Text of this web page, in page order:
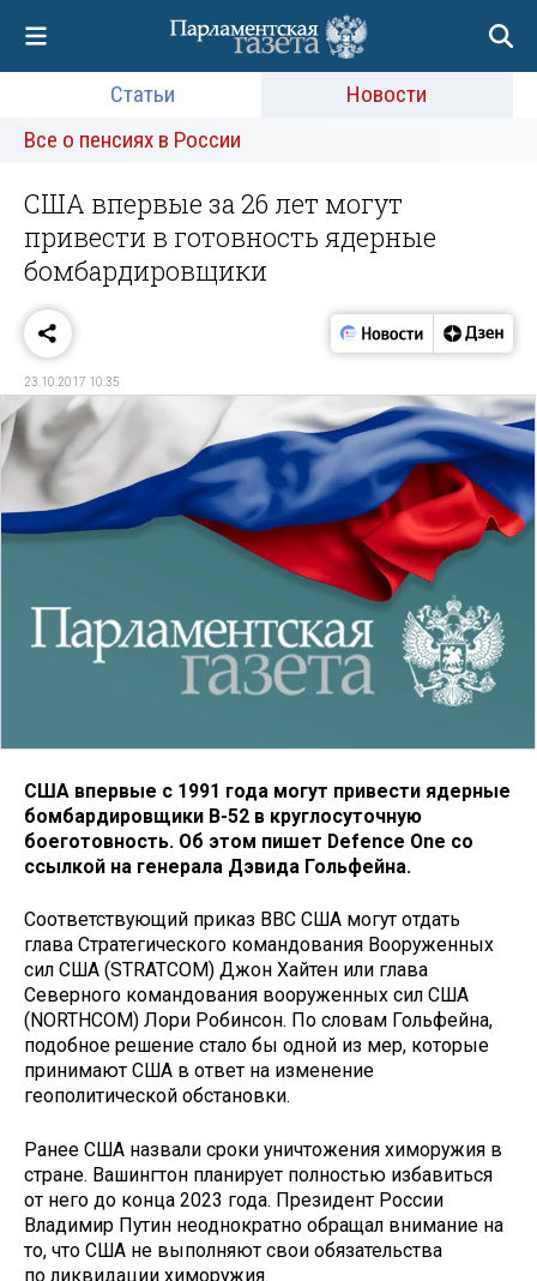
Статьи
Новости
Все о пенсиях в России
США впервые за 26 лет могут
привести в готовность ядерные
бомбардировщики‍
23.10.2017 10:35
США впервые с 1991 года могут привести ядерные
бомбардировщики B-52 в круглосуточную
боеготовность. Об этом пишет Defence One со
ссылкой на генерала Дэвида Гольфейна.
Соответствующий приказ ВВС США могут отдать
глава Стратегического командования Вооруженных
сил США (STRATCOM) Джон Хайтен или глава
Северного командования вооруженных сил США
(NORTHCOM) Лори Робинсон. По словам Гольфейна,
подобное решение стало бы одной из мер, которые
принимают США в ответ на изменение
геополитической обстановки.
Ранее США назвали сроки уничтожения химоружия в
стране. Вашингтон планирует полностью избавиться
от него до конца 2023 года. Президент России
Владимир Путин неоднократно обращал внимание на
то, что США не выполняют свои обязательства
по ликвидации химоружия.